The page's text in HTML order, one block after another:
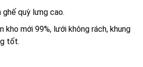
quỳ lưng cao.
kho mới 99%, lưới không rách, khung
tốt.